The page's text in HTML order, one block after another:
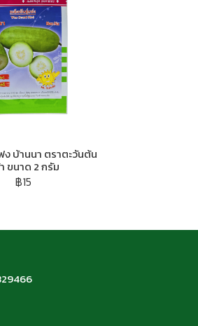
บ้านนา ตราตะวันต้น
ขนาด 2 กรัม
฿15